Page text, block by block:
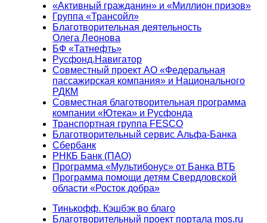
«Активный гражданин» и «Миллион призов»
Группа «Трансойл»
Благотворительная деятельность
Олега Леонова
БФ «Татнефть»
Русфонд.Навигатор
Совместный проект АО «Федеральная
пассажирская компания» и Национального
РДКМ
Совместная благотворительная программа
компании «Ютека» и Русфонда
Транспортная группа FESCO
Благотворительный сервис Альфа-Банка
Сбербанк
РНКБ Банк (ПАО)
Программа «Мультибонус» от Банка ВТБ
Программа помощи детям Свердловской
области «Росток добра»
Тинькофф. Кэшбэк во благо
Благотворительный проект портала mos.ru